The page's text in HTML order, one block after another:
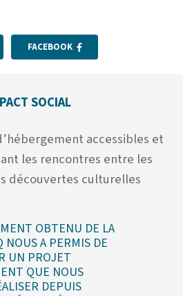
FACEBOOK
SOCIAL
accessibles et
les rencontres entre les
découvertes culturelles
OBTENU DE LA
NOUS A PERMIS DE
UN PROJET
QUE NOUS
DEPUIS